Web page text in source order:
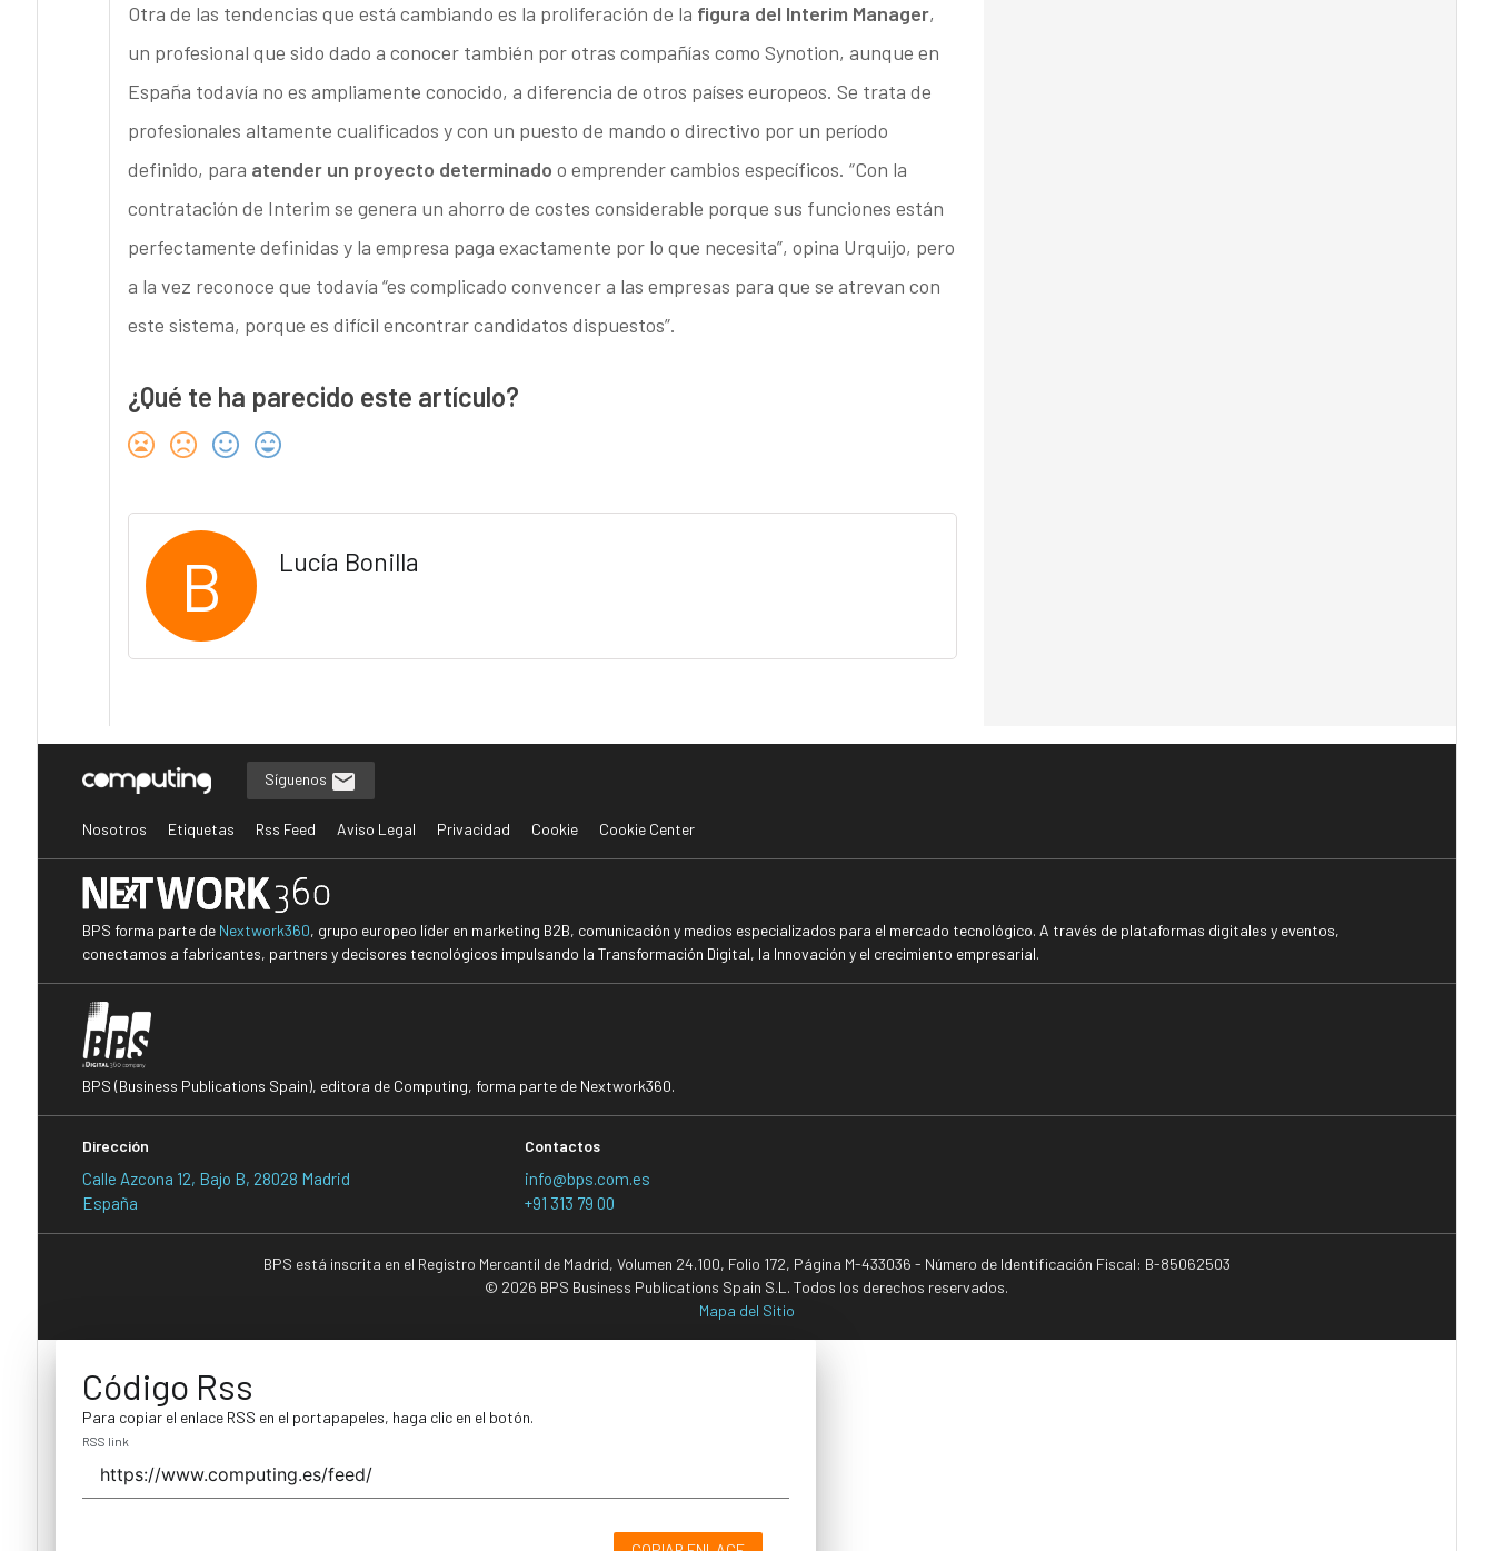
Otra de las tendencias que está cambiando es la proliferación de la figura del Interim Manager,
un profesional que sido dado a conocer también por otras compañías como Synotion, aunque en
España todavía no es ampliamente conocido, a diferencia de otros países europeos. Se trata de
profesionales altamente cualificados y con un puesto de mando o directivo por un período
definido, para atender un proyecto determinado o emprender cambios específicos. “Con la
contratación de Interim se genera un ahorro de costes considerable porque sus funciones están
perfectamente definidas y la empresa paga exactamente por lo que necesita”, opina Urquijo, pero
a la vez reconoce que todavía “es complicado convencer a las empresas para que se atrevan con
este sistema, porque es difícil encontrar candidatos dispuestos”.
¿Qué te ha parecido este artículo?
B Lucía Bonilla
Síguenos
Nosotros Etiquetas Rss Feed Aviso Legal Privacidad Cookie Cookie Center
BPS forma parte de Nextwork360, grupo europeo líder en marketing B2B, comunicación y medios especializados para el mercado tecnológico. A través de plataformas digitales y eventos,
conectamos a fabricantes, partners y decisores tecnológicos impulsando la Transformación Digital, la Innovación y el crecimiento empresarial.
BPS (Business Publications Spain), editora de Computing, forma parte de Nextwork360.
Dirección
Calle Azcona 12, Bajo B, 28028 Madrid
España
Contactos
info@bps.com.es
+91 313 79 00
BPS está inscrita en el Registro Mercantil de Madrid, Volumen 24.100, Folio 172, Página M-433036 - Número de Identificación Fiscal: B-85062503
© 2026 BPS Business Publications Spain S.L. Todos los derechos reservados.
Mapa del Sitio
Código Rss
Para copiar el enlace RSS en el portapapeles, haga clic en el botón.
RSS link